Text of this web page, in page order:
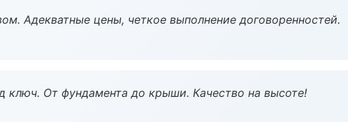
Адекватные цены, четкое выполнение договоренностей.
ключ. От фундамента до крыши. Качество на высоте!